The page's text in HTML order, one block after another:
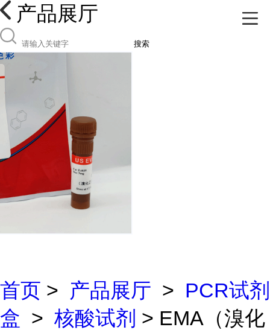
产品展厅
搜索
首页 > 产品展厅 > PCR试剂
盒 > 核酸试剂 > EMA（溴化